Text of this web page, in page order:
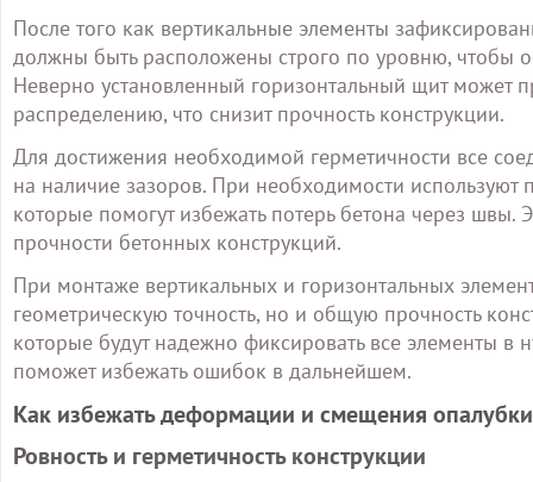
После того как вертикальные элементы
должны быть расположены строго по уровню, чтобы
Неверно установленный горизонтальный щит может
распределению, что снизит прочность конструкции.
Для достижения необходимой герметичности все
на наличие зазоров. При необходимости используют
которые помогут избежать потерь бетона через
прочности бетонных конструкций.
При монтаже вертикальных и горизонтальных
геометрическую точность, но и общую прочность
которые будут надежно фиксировать все элементы
поможет избежать ошибок в дальнейшем.
Как избежать деформации и смещения
Ровность и герметичность конструкции